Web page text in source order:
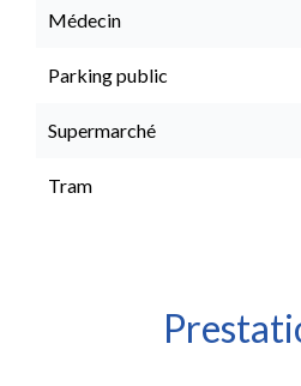
Médecin
Parking public
Supermarché
Tram